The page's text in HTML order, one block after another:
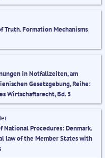
Truth. Formation Mechanisms
in Notfallzeiten, am
Gesetzgebung, Reihe:
Wirtschaftsrecht, Bd. 5
National Procedures: Denmark.
law of the Member States with